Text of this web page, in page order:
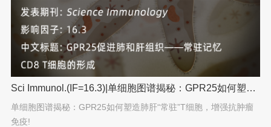
Sci Immunol.(IF=16.3)|单细胞图谱揭秘：GPR25如何塑造
单细胞图谱揭秘：GPR25如何塑造肺肝“常驻”T细胞，增强抗肿瘤
免疫!